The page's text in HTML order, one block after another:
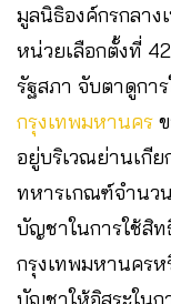
มูลนิธิองค์กรกลาง
หน่วยเลือกตั้งที่
รัฐสภา จับตาดูกา
กรุงเทพมหานคร
อยู่บริเวณย่านเกี
ทหารเกณฑ์จำนว
บัญชาในการใช้สิท
กรุงเทพมหานคร
บัญชาให้อิสระในก